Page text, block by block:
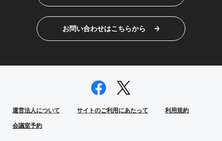
お問い合わせはこちらから
運営法人について サイトのご利用にあたって 利用規約
会議室予約